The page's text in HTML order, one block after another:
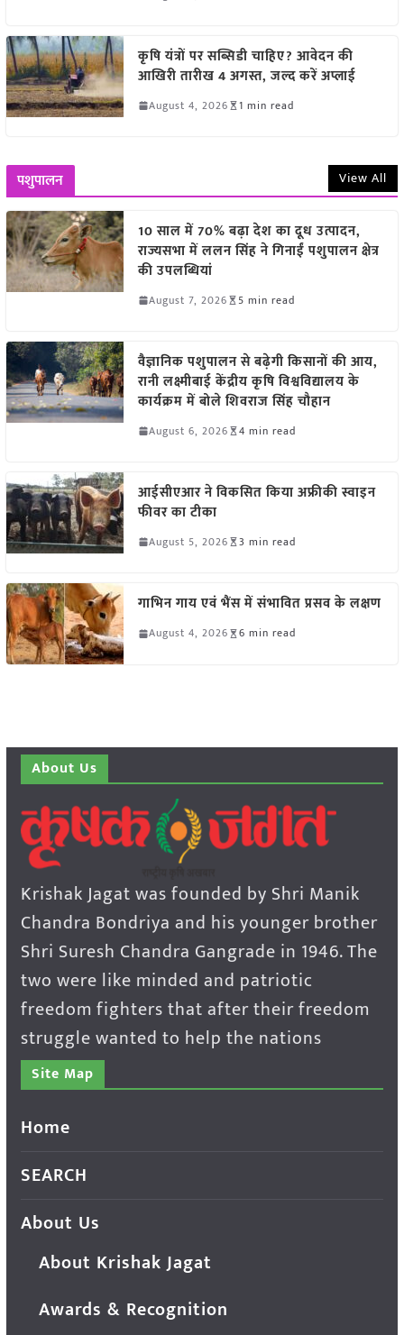
कृषि यंत्रों पर सब्सिडी चाहिए? आवेदन की
आखिरी तारीख 4 अगस्त, जल्द करें अप्लाई
August 4, 2026 1 min read
पशुपालन View All
10 साल में 70% बढ़ा देश का दूध उत्पादन,
राज्यसभा में ललन सिंह ने गिनाईं पशुपालन क्षेत्र
की उपलब्धियां
August 7, 2026 5 min read
वैज्ञानिक पशुपालन से बढ़ेगी किसानों की आय,
रानी लक्ष्मीबाई केंद्रीय कृषि विश्वविद्यालय के
कार्यक्रम में बोले शिवराज सिंह चौहान
August 6, 2026 4 min read
आईसीएआर ने विकसित किया अफ्रीकी स्वाइन
फीवर का टीका
August 5, 2026 3 min read
गाभिन गाय एवं भैंस में संभावित प्रसव के लक्षण
August 4, 2026 6 min read
About Us
Krishak Jagat was founded by Shri Manik
Chandra Bondriya and his younger brother
Shri Suresh Chandra Gangrade in 1946. The
two were like minded and patriotic
freedom fighters that after their freedom
struggle wanted to help the nations
Site Map
Home
SEARCH
About Us
About Krishak Jagat
Awards & Recognition